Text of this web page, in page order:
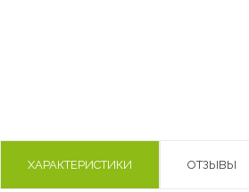
ХАРАКТЕРИСТИКИ ОТЗЫВЫ